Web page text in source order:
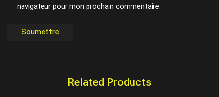
navigateur pour mon prochain commentaire.
Related Products